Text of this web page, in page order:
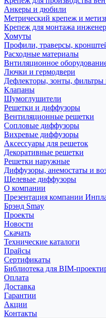
Анкеры и дюбили
Метрический крепеж и
Крепеж для монтажа
Хомуты
Профили, траверсы,
Расходные материалы
Внтиляционное
Лючки и гермодвери
Дефлекторы, зонты, фильтры
Клапаны
Шумоглушители
Решетки и диффузоры
Вентиляционные решетки
Сопловые диффузоры
Вихревые диффузоры
Аксессуары для решеток
Декоративные решетки
Решетки наружные
Диффузоры, анемостаты и
Щелевые диффузоры
О компании
Презентация компании
Брэнд Smay
Проекты
Новости
Скачать
Технические каталоги
Прайсы
Сертификаты
Библиотека для BIM-
Оплата
Доставка
Гарантии
Акции
Контакты